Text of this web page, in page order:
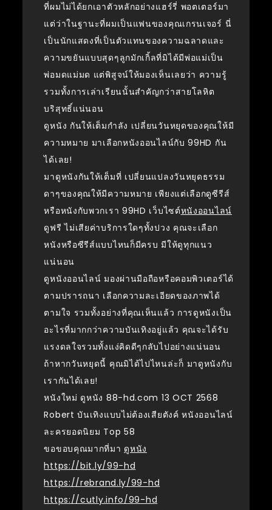
ที่ผมไม่ได้ยกเอาตัวหลักอย่างแฮร์รี่ พอตเตอร์มา
แต่ว่าในฐานะที่ผมเป็นแฟนของคุณเกรนเจอร์ นี่
เป็นนักแสดงที่เป็นตัวแทนของความฉลาดและ
ความขยันแบบสุดๆลูกมักเกิ้ลที่มิได้มีพ่อแม่เป็น
พ่อมดแม่มด แต่พิสูจน์ให้มองเห็นเลยว่า ความรู้
รวมทั้งการเล่าเรียนนั้นสำคัญกว่าสายโลหิต
บริสุทธิ์แน่นอน
ดูหนัง กันให้เต็มกำลัง เปลี่ยนวันหยุดของคุณให้มี
ความหมาย มาเลือกหนังออนไลน์กับ 99HD กัน
ได้เลย!
มาดูหนังกันให้เต็มที่ เปลี่ยนแปลงวันหยุดธรรม
ดาๆของคุณให้มีความหมาย เพียงแต่เลือกดูซีรีส์
หรือหนังกับพวกเรา 99HD เว็บไซต์หนังออนไลน์
ดูฟรี ไม่เสียค่าบริการใดๆทั้งปวง คุณจะเลือก
หนังหรือซีรีส์แบบไหนก็มีครบ มีให้ดูทุกแนว
แน่นอน
ดูหนังออนไลน์ มองผ่านมือถือหรือคอมพิวเตอร์ได้
ตามปรารถนา เลือกความละเอียดของภาพได้
ตามใจ รวมทั้งอย่างที่คุณเห็นแล้ว การดูหนังเป็น
อะไรที่มากกว่าความบันเทิงอยู่แล้ว คุณจะได้รับ
แรงดลใจรวมทั้งแง่คิดดีๆกลับไปอย่างแน่นอน
ถ้าหากวันหยุดนี้ คุณมิได้ไปไหนล่ะก็ มาดูหนังกับ
เรากันได้เลย!
หนังใหม่ ดูหนัง 88-hd.com 13 OCT 2568
Robert บันเทิงแบบไม่ต้องเสียตังค์ หนังออนไลน์
ละครยอดนิยม Top 58
ขอขอบคุณมากที่มา ดูหนัง
https://bit.ly/99-hd
https://rebrand.ly/99-hd
https://cutly.info/99-hd